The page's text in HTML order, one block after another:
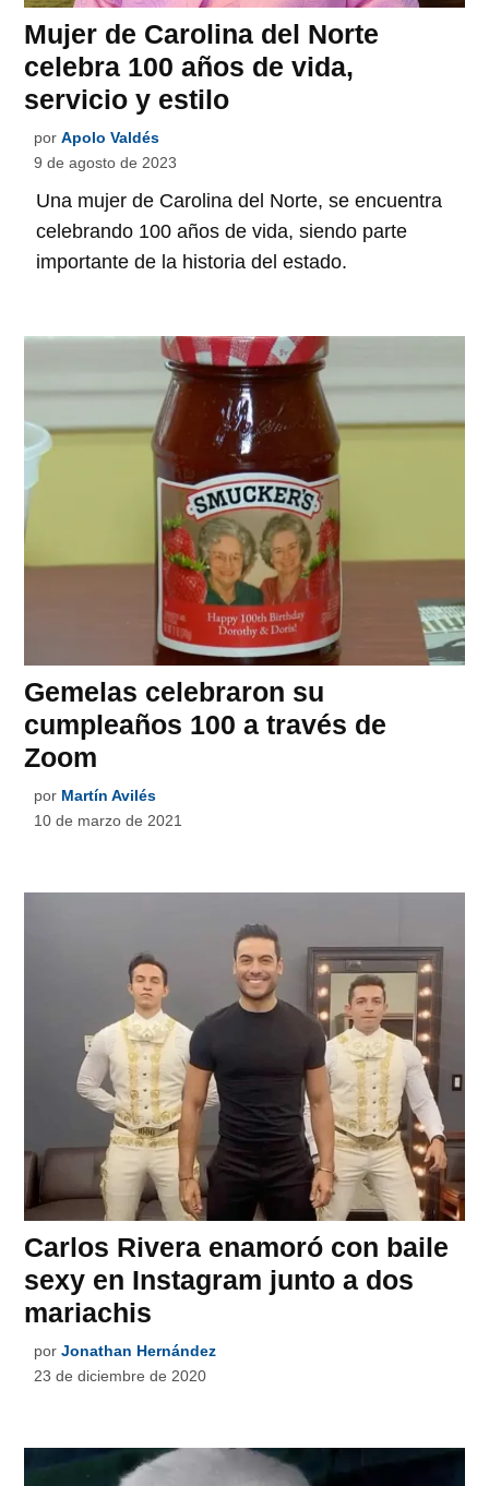
Mujer de Carolina del Norte
celebra 100 años de vida,
servicio y estilo
por Apolo Valdés
9 de agosto de 2023
Una mujer de Carolina del Norte, se encuentra
celebrando 100 años de vida, siendo parte
importante de la historia del estado.
Gemelas celebraron su
cumpleaños 100 a través de
Zoom
por Martín Avilés
10 de marzo de 2021
Carlos Rivera enamoró con baile
sexy en Instagram junto a dos
mariachis
por Jonathan Hernández
23 de diciembre de 2020